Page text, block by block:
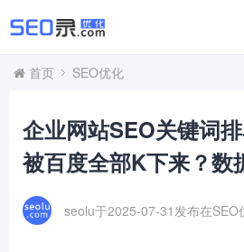
首页 SEO优化
企业网站SEO关键词
被百度全部K下来？数
seolu于2025-07-31发布在SEO